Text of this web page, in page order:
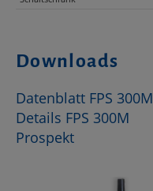
Downloads
Datenblatt FPS 300M
Details FPS 300M
Prospekt